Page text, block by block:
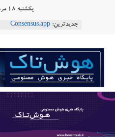
یکشنبه ۱۸ مرداد ۱۴۰۵
جدیدترین: Consensus.app
طبیعی فارسی
Robotics
ربات T‑800
هوشتاک
پایگاه